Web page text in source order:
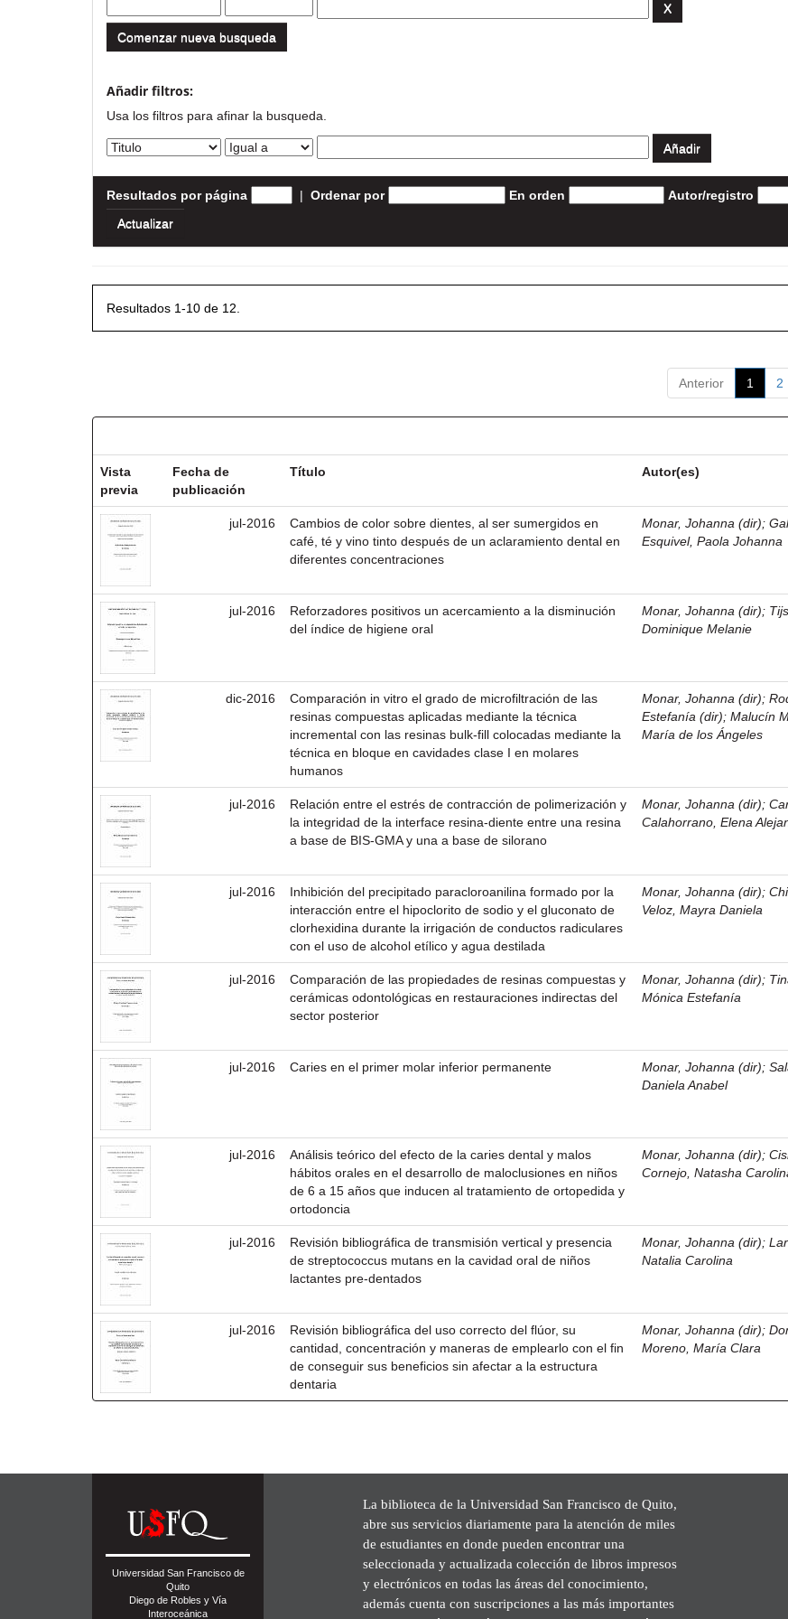
Comenzar nueva busqueda
Añadir filtros:
Usa los filtros para afinar la busqueda.
Resultados por página | Ordenar por En orden Autor/registro
Resultados 1-10 de 12.
Anterior 1 2
Vista
previa
Fecha de
publicación
Título Autor(es)
jul-2016
Cambios de color sobre dientes, al ser sumergidos en
café, té y vino tinto después de un aclaramiento dental en
diferentes concentraciones
Monar, Johanna (dir);
Esquivel, Paola Johanna
jul-2016
Reforzadores positivos un acercamiento a la disminución
del índice de higiene oral
Monar, Johanna (dir);
Dominique Melanie
dic-2016
Comparación in vitro el grado de microfiltración de las
resinas compuestas aplicadas mediante la técnica
incremental con las resinas bulk-fill colocadas mediante la
técnica en bloque en cavidades clase I en molares
humanos
Monar, Johanna (dir);
Estefanía (dir);Malucín
María de los Ángeles
jul-2016
Relación entre el estrés de contracción de polimerización y
la integridad de la interface resina-diente entre una resina
a base de BIS-GMA y una a base de silorano
Monar, Johanna (dir);
Calahorrano, Elena
jul-2016
Inhibición del precipitado paracloroanilina formado por la
interacción entre el hipoclorito de sodio y el gluconato de
clorhexidina durante la irrigación de conductos radiculares
con el uso de alcohol etílico y agua destilada
Monar, Johanna (dir);
Veloz, Mayra Daniela
jul-2016
Comparación de las propiedades de resinas compuestas y
cerámicas odontológicas en restauraciones indirectas del
sector posterior
Monar, Johanna (dir);
Mónica Estefanía
jul-2016 Caries en el primer molar inferior permanente Monar, Johanna (dir);
Daniela Anabel
jul-2016
Análisis teórico del efecto de la caries dental y malos
hábitos orales en el desarrollo de maloclusiones en niños
de 6 a 15 años que inducen al tratamiento de ortopedida y
ortodoncia
Monar, Johanna (dir);
Cornejo, Natasha
jul-2016
Revisión bibliográfica de transmisión vertical y presencia
de streptococcus mutans en la cavidad oral de niños
lactantes pre-dentados
Monar, Johanna (dir);
Natalia Carolina
jul-2016
Revisión bibliográfica del uso correcto del flúor, su
cantidad, concentración y maneras de emplearlo con el fin
de conseguir sus beneficios sin afectar a la estructura
dentaria
Monar, Johanna (dir);
Moreno, María Clara
Universidad San Francisco de
Quito
Diego de Robles y Vía
Interoceánica
La biblioteca de la Universidad San Francisco de Quito,
abre sus servicios diariamente para la atención de miles
de estudiantes en donde pueden encontrar una
seleccionada y actualizada colección de libros impresos
y electrónicos en todas las áreas del conocimiento,
además cuenta con suscripciones a las más importantes